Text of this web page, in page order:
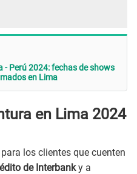
- Perú 2024: fechas de shows
en Lima
en Lima 2024
los clientes que cuenten
de Interbanky a